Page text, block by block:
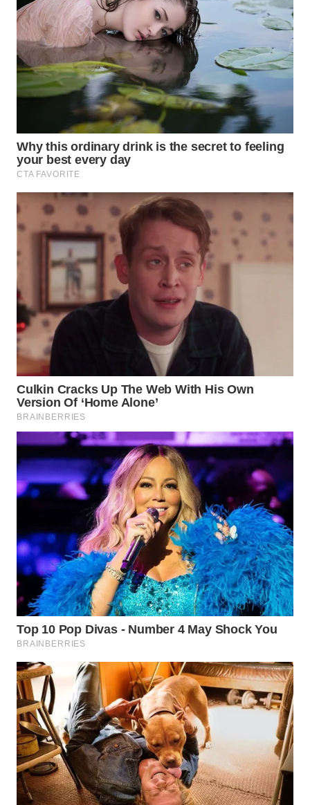
WN
TEBING
TINGGI
WN
PAKPAK
KARAWANG
WN
BEKASI
WN
BOGOR
WN
TAPANULI
UTARA
WN
SAMOSIR
WN
PADANG
LAWAS
WN
CIANJUR
WN
KEPULAUAN
SERIBU
WN
TANGERANG
WN
BINJAI
WN
CIREBON